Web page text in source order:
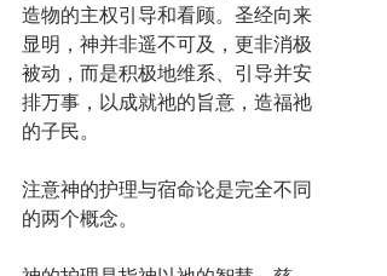
造物的主权引导和看顾。圣经向来
显明，神并非遥不可及，更非消极
被动，而是积极地维系、引导并安
排万事，以成就祂的旨意，造福祂
的子民。
注意神的护理与宿命论是完全不同
的两个概念。